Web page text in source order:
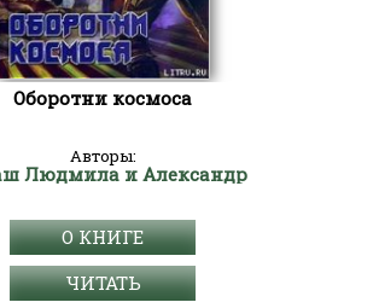
Оборотни космоса
Авторы:
Людмила и Александр
О КНИГЕ
ЧИТАТЬ